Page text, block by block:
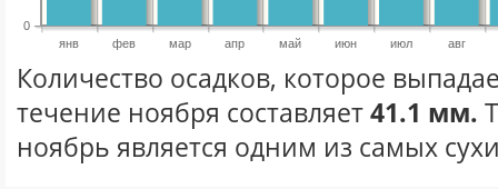
янв фев мар апр май июн июл авг
0
Количество осадков, которое
течение ноября составляет41.1 мм.
ноябрь является одним из самых